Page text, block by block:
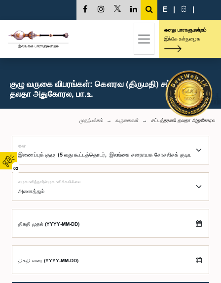
02
E | සි |
எனது பாராளுமன்றம்
இங்கே உள்நுழைக
குழு வருகை விபரங்கள்: கௌரவ (திருமதி) சட்டத்தரணி
தலதா அதுகோரல, பா.உ.
முதற்பக்கம் வருகைகள் சட்டத்தரணி தலதா அதுகோரல
குழு
சமூகமளித்தார்/சமூகமளிக்கவில்லை
திகதி முதல் (YYYY-MM-DD)
திகதி வரை (YYYY-MM-DD)